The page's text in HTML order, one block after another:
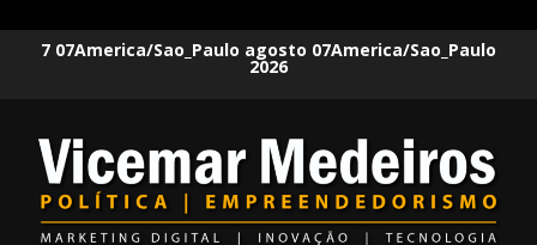
7 07America/Sao_Paulo agosto 07America/Sao_Paulo
2026